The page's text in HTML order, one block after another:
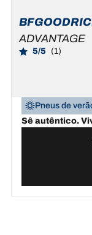
ADVANTAGE
5/5 (1)
Pneus de
Sê autêntico.